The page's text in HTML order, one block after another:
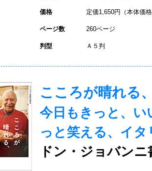
価格 定価1,650円（本体価
ページ数 260ページ
判型 Ａ５判
こころが晴れる
今日もきっと、
っと笑える、イタ
ドン・ジョバン